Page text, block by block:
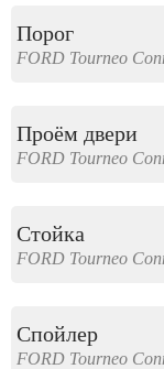
Порог
FORD Tourneo
Проём двери
FORD Tourneo
Стойка
FORD Tourneo
Спойлер
FORD Tourneo